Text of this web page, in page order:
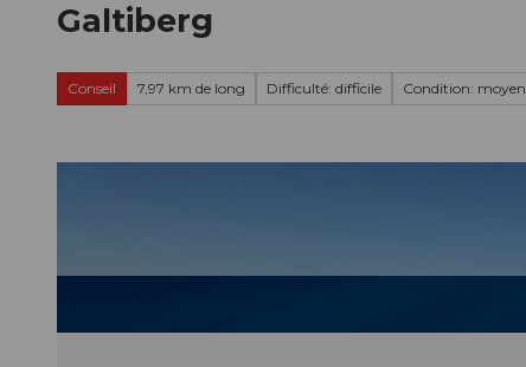
Galtiberg
Conseil 7,97 km de long Difficulté: difficile Condition: moyen